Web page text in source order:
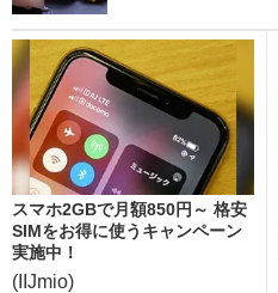
スマホ2GBで月額850円～ 格安
SIMをお得に使うキャンペーン
実施中！
(IIJmio)